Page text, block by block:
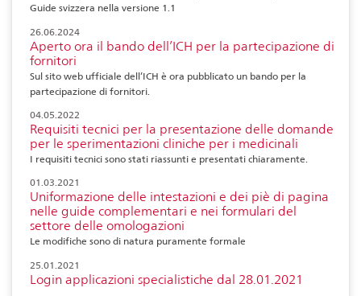
Guide svizzera nella versione 1.1
26.06.2024
Aperto ora il bando dell’ICH per la partecipazione di
fornitori
Sul sito web ufficiale dell’ICH è ora pubblicato un bando per la
partecipazione di fornitori.
04.05.2022
Requisiti tecnici per la presentazione delle domande
per le sperimentazioni cliniche per i medicinali
I requisiti tecnici sono stati riassunti e presentati chiaramente.
01.03.2021
Uniformazione delle intestazioni e dei piè di pagina
nelle guide complementari e nei formulari del
settore delle omologazioni
Le modifiche sono di natura puramente formale
25.01.2021
Login applicazioni specialistiche dal 28.01.2021